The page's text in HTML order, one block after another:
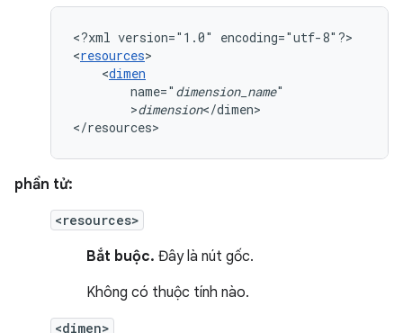
<?xml version="1.0"
encoding="utf-8"?>
<resources
<dimen
name=" dimension_name
>dimension</dimen>
</resources>
phần tử:
<resources>
Bắt buộc. Đây là nút gốc.
Không có thuộc tính nào.
<dimen>